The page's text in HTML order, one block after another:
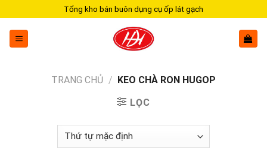
to
content
Tổng kho bán buôn dụng cụ ốp lát gạch
TRANG CHỦ / KEO CHÀ RON HUGOP
LỌC